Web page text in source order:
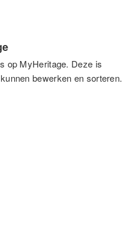
op MyHeritage. Deze is
bewerken en sorteren.